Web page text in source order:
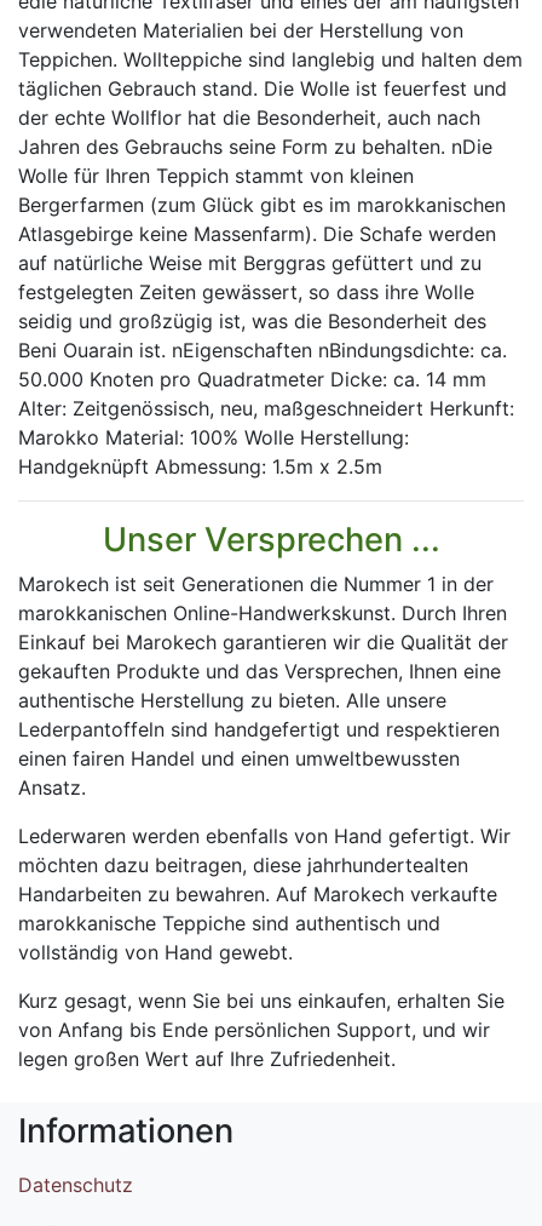
verwendeten Materialien bei der Herstellung von
Teppichen. Wollteppiche sind langlebig und halten dem
täglichen Gebrauch stand. Die Wolle ist feuerfest und
der echte Wollflor hat die Besonderheit, auch nach
Jahren des Gebrauchs seine Form zu behalten. nDie
Wolle für Ihren Teppich stammt von kleinen
Bergerfarmen (zum Glück gibt es im marokkanischen
Atlasgebirge keine Massenfarm). Die Schafe werden
auf natürliche Weise mit Berggras gefüttert und zu
festgelegten Zeiten gewässert, so dass ihre Wolle
seidig und großzügig ist, was die Besonderheit des
Beni Ouarain ist. nEigenschaften nBindungsdichte: ca.
50.000 Knoten pro Quadratmeter Dicke: ca. 14 mm
Alter: Zeitgenössisch, neu, maßgeschneidert Herkunft:
Marokko Material: 100% Wolle Herstellung:
Handgeknüpft Abmessung: 1.5m x 2.5m
Unser Versprechen ...
Marokech ist seit Generationen die Nummer 1 in der
marokkanischen Online-Handwerkskunst. Durch Ihren
Einkauf bei Marokech garantieren wir die Qualität der
gekauften Produkte und das Versprechen, Ihnen eine
authentische Herstellung zu bieten. Alle unsere
Lederpantoffeln sind handgefertigt und respektieren
einen fairen Handel und einen umweltbewussten
Ansatz.
Lederwaren werden ebenfalls von Hand gefertigt. Wir
möchten dazu beitragen, diese jahrhundertealten
Handarbeiten zu bewahren. Auf Marokech verkaufte
marokkanische Teppiche sind authentisch und
vollständig von Hand gewebt.
Kurz gesagt, wenn Sie bei uns einkaufen, erhalten Sie
von Anfang bis Ende persönlichen Support, und wir
legen großen Wert auf Ihre Zufriedenheit.
Informationen
Datenschutz